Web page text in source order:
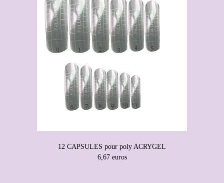
12 CAPSULES pour poly ACRYGEL
6,67 euros